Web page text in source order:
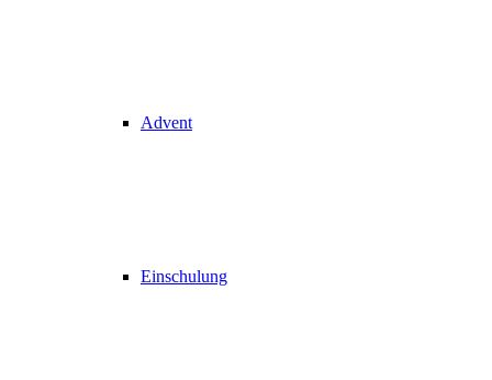
Advent
Einschulung